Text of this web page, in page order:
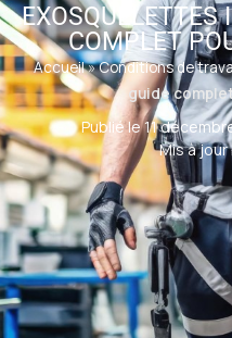
EXOSQUELETTES
COMPLET
Accueil»Conditions de
guide
Publié le 11
Mis à